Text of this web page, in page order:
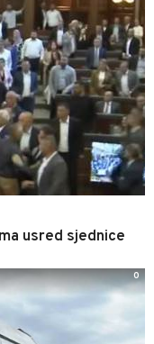
usred sjednice
0